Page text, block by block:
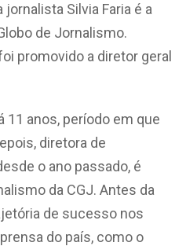
Silvia Faria é a
de Jornalismo.
promovido a diretor geral
11 anos, período em que
diretora de
o ano passado, é
da CGJ. Antes da
de sucesso nos
do país, como o